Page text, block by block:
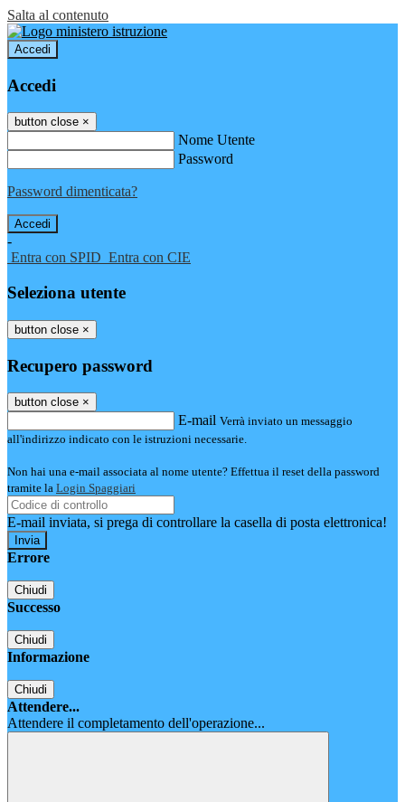
Salta al contenuto
Accedi
Accedi
button close ×
Nome Utente
Password
Password dimenticata?
-
Entra con SPID Entra con CIE
Seleziona utente
button close ×
Recupero password
button close ×
E-mail Verrà inviato un messaggio
all'indirizzo indicato con le istruzioni necessarie.
Non hai una e-mail associata al nome utente? Effettua il reset della password
tramite la Login Spaggiari
E-mail inviata, si prega di controllare la casella di posta elettronica!
Errore
Chiudi
Successo
Chiudi
Informazione
Chiudi
Attendere...
Attendere il completamento dell'operazione...